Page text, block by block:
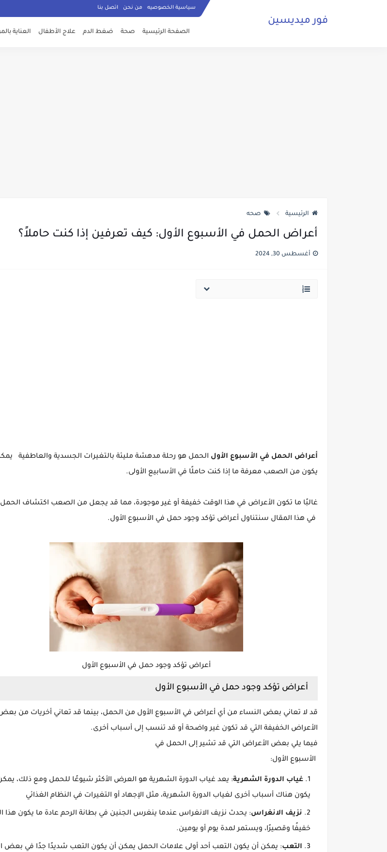
سياسية الخصوصيه من نحن اتصل بنا
فور ميديسين
الصفحة الرئيسية صحة ضغط الدم علاج الأطفال العناية
الرئيسية صحه
أعراض الحمل في الأسبوع الأول: كيف تعرفين إذا كنت حاملاً؟
أغسطس 30, 2024
أعراض الحمل في الأسبوع الأول الحمل هو رحلة مدهشة مليئة بالتغيرات الجسدية والعاطفية
يكون من الصعب معرفة ما إذا كنت حاملًا في الأسابيع الأولى.
غالبًا ما تكون الأعراض في هذا الوقت خفيفة أو غير موجودة، مما قد يجعل من الصعب اكتشاف
في هذا المقال سنتناول أعراض تؤكد وجود حمل في الأسبوع الأول.
أعراض تؤكد وجود حمل في الأسبوع الأول
أعراض تؤكد وجود حمل في الأسبوع الأول
قد لا تعاني بعض النساء من أي أعراض في الأسبوع الأول من الحمل، بينما قد تعاني أخريات من
الأعراض الخفيفة التي قد تكون غير واضحة أو قد تنسب إلى أسباب أخرى.
فيما يلي بعض الأعراض التي قد تشير إلى الحمل في
الأسبوع الأول:
غياب الدورة الشهرية: يعد غياب الدورة الشهرية هو العرض الأكثر شيوعًا للحمل ومع ذلك،
يكون هناك أسباب أخرى لغياب الدورة الشهرية، مثل الإجهاد أو التغيرات في النظام الغذائي
نزيف الانغراس: يحدث نزيف الانغراس عندما ينغرس الجنين في بطانة الرحم عادة ما يكون هذا
خفيفًا وقصيرًا، ويستمر لمدة يوم أو يومين.
التعب: يمكن أن يكون التعب أحد أولى علامات الحمل يمكن أن يكون التعب شديدًا جدًا في بعض